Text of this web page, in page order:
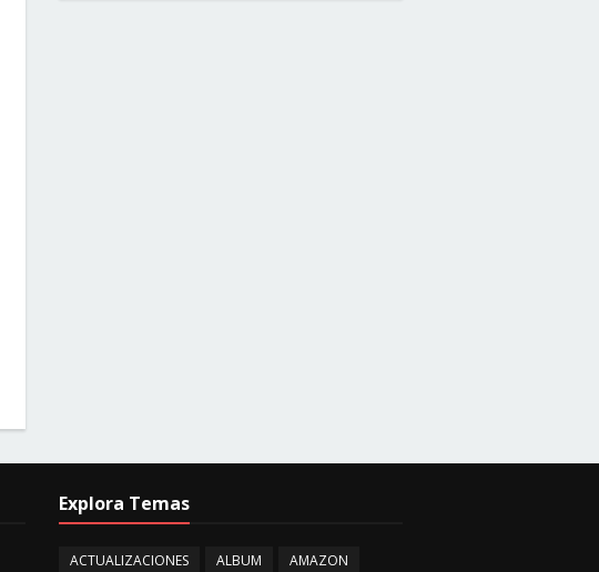
Explora Temas
ACTUALIZACIONES ALBUM
AMAZON